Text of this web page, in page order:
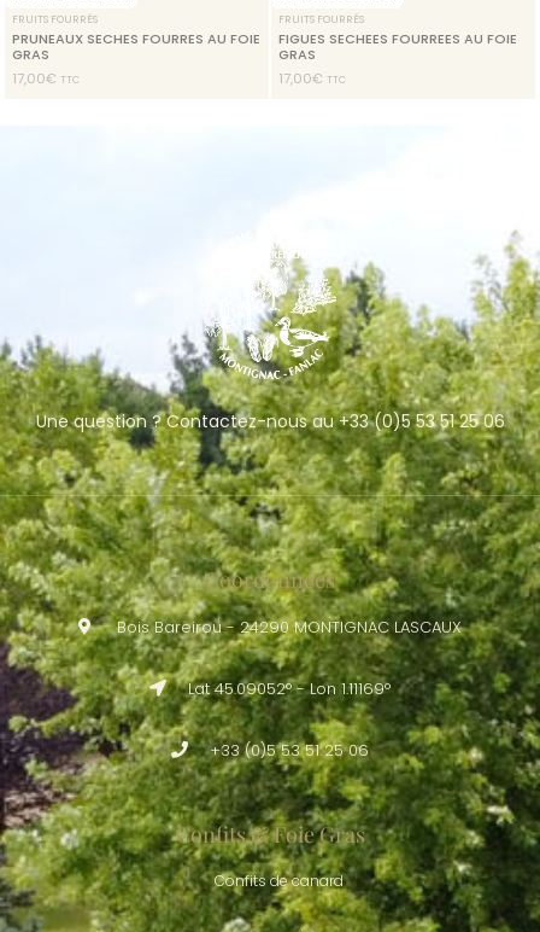
FRUITS FOURRÉS
PRUNEAUX SECHES FOURRES AU FOIE
GRAS
17,00€ TTC
FRUITS FOURRÉS
FIGUES SECHEES FOURREES AU FOIE
GRAS
17,00€ TTC
Une question ? Contactez-nous au +33 (0)5 53 51 25 06
Coordonnées
Bois Bareirou - 24290 MONTIGNAC LASCAUX
Lat 45.09052° - Lon 1.11169°
+33 (0)5 53 51 25 06
Confits & Foie Gras
Confits de canard